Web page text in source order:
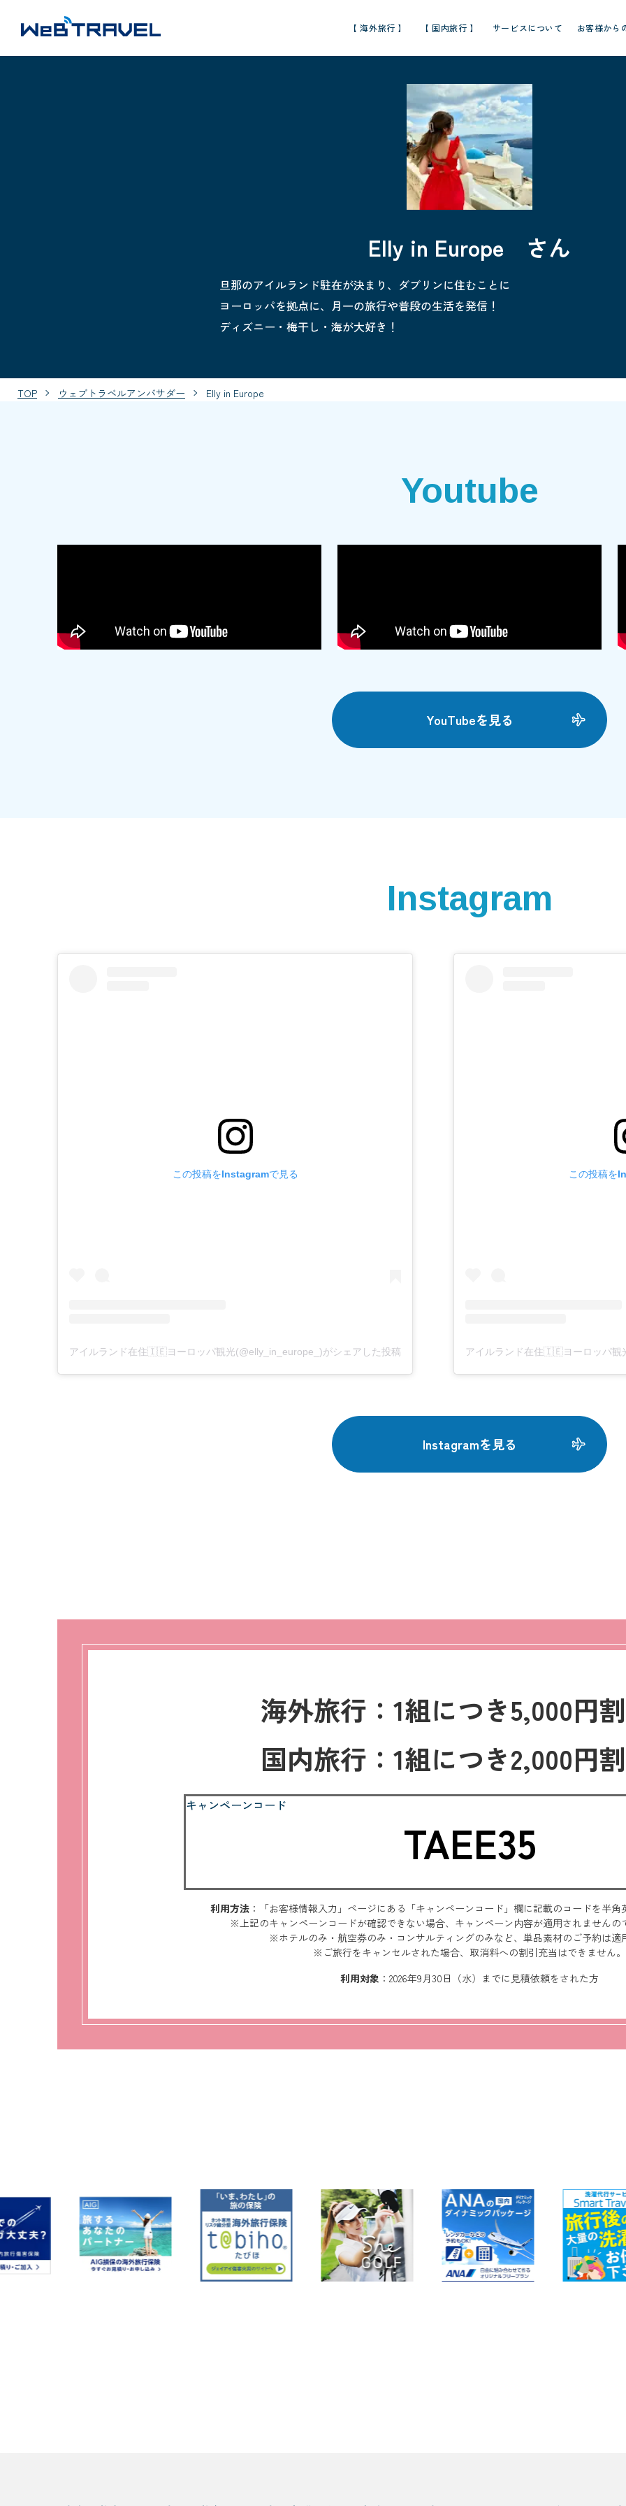
【 海外旅行 】 【 国内旅行 】 サービスについて お客様から
Elly in Europe さん
旦那のアイルランド駐在が決まり、ダブリンに住むことに
ヨーロッパを拠点に、月一の旅行や普段の生活を発信！
ディズニー・梅干し・海が大好き！
TOP ウェブトラベルアンバサダー Elly in Europe
Youtube
YouTubeを見る
Instagram
この投稿をInstagramで見る
アイルランド在住🇮🇪ヨーロッパ観光(@elly_in_europe_)がシェアした投稿
この投稿を
アイルランド在住🇮🇪ヨーロッパ観
Instagramを見る
海外旅行 ： 1組につき5,000円
国内旅行 ： 1組につき2,000円
キャンペーンコード
TAEE35
利用方法 ：「お客様情報入力」ページにある「キャンペーンコード」欄に記載のコードを半角
※上記のキャンペーンコードが確認できない場合、キャンペーン内容が適用されませんの
※ホテルのみ・航空券のみ・コンサルティングのみなど、単品素材のご予約は適
※ご旅行をキャンセルされた場合、取消料への割引充当はできません。
利用対象 ：2026年9月30日（水）までに見積依頼をされた方